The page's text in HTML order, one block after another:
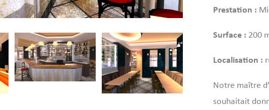
Prestation :
Surface : 200
Localisation :
Notre maître
souhaitait